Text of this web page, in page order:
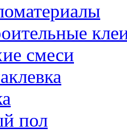
смеси
пол